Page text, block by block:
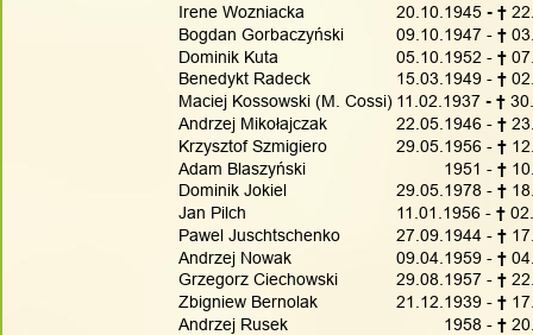
Irene Wozniacka
Bogdan Gorbaczyński
Dominik Kuta
Benedykt Radeck
Maciej Kossowski (M. Cossi)
Andrzej Mikołajczak
Krzysztof Szmigiero
Adam Blaszyński
Dominik Jokiel
Jan Pilch
Pawel Juschtschenko
Andrzej Nowak
Grzegorz Ciechowski
Zbigniew Bernolak
Andrzej Rusek
20.10.1945 - †
09.10.1947 - †
05.10.1952 - †
15.03.1949 - †
11.02.1937 - †
22.05.1946 - †
29.05.1956 - †
          1951 -
†
29.05.1978 - †
11.01.1956 - †
27.09.1944 - †
09.04.1959 - †
29.08.1957 - †
21.12.1939 - †
          1958 -
†